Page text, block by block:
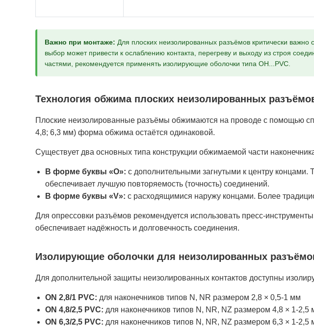
Важно при монтаже: Для плоских неизолированных разъёмов критически
выбор может привести к ослаблению контакта, перегреву и выходу из строя
частями, рекомендуется применять изолирующие оболочки типа ОН...РVС.
Технология обжима плоских неизолированных
Плоские неизолированные разъёмы обжимаются на проводе с помощью
4,8; 6,3 мм) форма обжима остаётся одинаковой.
Существует два основных типа конструкции обжимаемой части
В форме буквы «О»: с дополнительными загнутыми к центру концами.
обеспечивает лучшую повторяемость (точность) соединений.
В форме буквы «V»: с расходящимися наружу концами. Более
Для опрессовки разъёмов рекомендуется использовать пресс-
обеспечивает надёжность и долговечность соединения.
Изолирующие оболочки для неизолированных
Для дополнительной защиты неизолированных контактов доступны
ON 2,8/1 РVС: для наконечников типов N, NR размером 2,8 × 0,5-1 мм
ON 4,8/2,5 РVС: для наконечников типов N, NR, NZ размером 4,8 × 1-2,5
ON 6,3/2,5 РVС: для наконечников типов N, NR, NZ размером 6,3 × 1-2,5